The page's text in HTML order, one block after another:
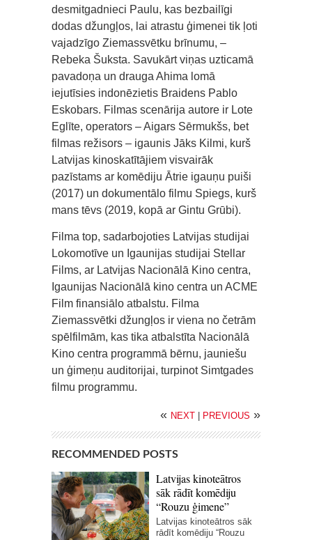
desmitgadnieci Paulu, kas bezbailīgi
dodas džungļos, lai atrastu ģimenei tik ļoti
vajadzīgo Ziemassvētku brīnumu, –
Rebeka Šuksta. Savukārt viņas uzticamā
pavadoņa un drauga Ahima lomā
iejutīsies indonēzietis Braidens Pablo
Eskobars. Filmas scenārija autore ir Lote
Eglīte, operators – Aigars Sērmukšs, bet
filmas režisors – igaunis Jāks Kilmi, kurš
Latvijas kinoskatītājiem visvairāk
pazīstams ar komēdiju Ātrie igauņu puiši
(2017) un dokumentālo filmu Spiegs, kurš
mans tēvs (2019, kopā ar Gintu Grūbi).
Filma top, sadarbojoties Latvijas studijai
Lokomotīve un Igaunijas studijai Stellar
Films, ar Latvijas Nacionālā Kino centra,
Igaunijas Nacionālā kino centra un ACME
Film finansiālo atbalstu. Filma
Ziemassvētki džungļos ir viena no četrām
spēlfilmām, kas tika atbalstīta Nacionālā
Kino centra programmā bērnu, jauniešu
un ģimeņu auditorijai, turpinot Simtgades
filmu programmu.
« NEXT PREVIOUS »
RECOMMENDED POSTS
Latvijas kinoteātros
sāk rādīt komēdiju
“Rouzu ģimene”
Latvijas kinoteātros sāk
rādīt komēdiju “Rouzu